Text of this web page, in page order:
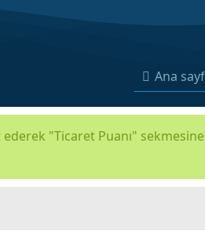
Ana
"Ticaret Puanı"